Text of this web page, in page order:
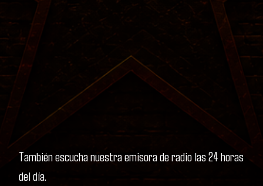
También escucha nuestra emisora de radio las 24 horas
del día.